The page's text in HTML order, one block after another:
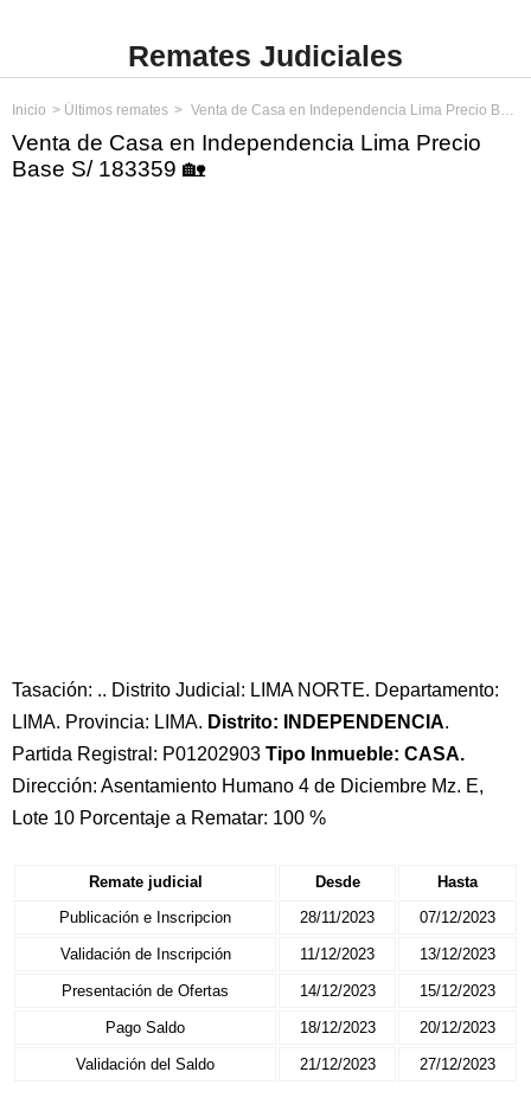
Remates Judiciales
Inicio Últimos remates Venta de Casa en Independencia Lima Precio Base S/ 183359
Venta de Casa en Independencia Lima Precio
Base S/ 183359 🏡
Tasación: .. Distrito Judicial: LIMA NORTE. Departamento:
LIMA. Provincia: LIMA. Distrito: INDEPENDENCIA.
Partida Registral: P01202903 Tipo Inmueble: CASA.
Dirección: Asentamiento Humano 4 de Diciembre Mz. E,
Lote 10 Porcentaje a Rematar: 100 %
Remate judicial Desde
Hasta
Publicación e Inscripcion
28/11/2023 07/12/2023
Validación de Inscripción 11/12/2023 13/12/2023
Presentación de Ofertas 14/12/2023 15/12/2023
Pago Saldo 18/12/2023 20/12/2023
Validación del Saldo 21/12/2023 27/12/2023